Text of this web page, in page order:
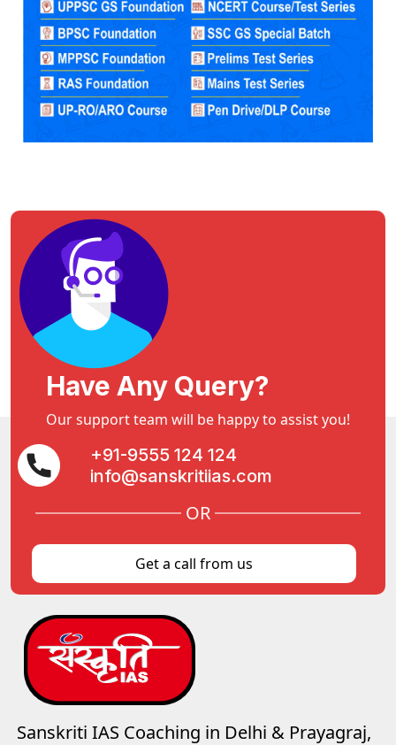
Have Any Query?
Our support team will be happy to assist you!
+91-9555 124 124
info@sanskritiias.com
OR
Get a call from us
Sanskriti IAS Coaching in Delhi & Prayagraj,